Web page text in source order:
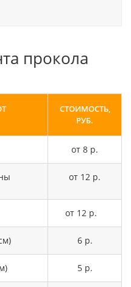
прокола
СТОИМОСТЬ,
РУБ.
от 8 р.
от 12 р.
от 12 р.
6 р.
5 р.